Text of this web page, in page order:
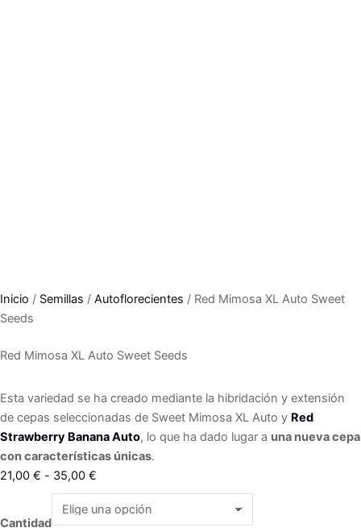
Inicio / Semillas / Autoflorecientes / Red Mimosa XL Auto Sweet
Seeds
Red Mimosa XL Auto Sweet Seeds
Esta variedad se ha creado mediante la hibridación y extensión
de cepas seleccionadas de Sweet Mimosa XL Auto y Red
Strawberry Banana Auto, lo que ha dado lugar a una nueva cepa
con características únicas.
21,00 € - 35,00 €
de
precios:
Cantidad
Mimosa